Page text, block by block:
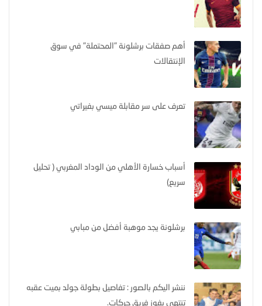
أهم صفقات برشلونة "المحتملة" في سوق
الإنتقالات
تعرف على سر مقابلة ميسي بفيراتي
أسباب خسارة الأهلي من الوداد المغربي ( تحليل
سريع)
برشلونة يجد موهبة أفضل من مبابي
ننشر اليكم بالصور : تفاصيل بطولة جولد بميت عقبه
تنتهي بفوز فريق حركات.